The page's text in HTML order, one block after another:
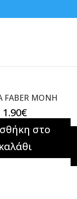
FABER ΜΟΝΗ
1.90€
στο
καλάθι